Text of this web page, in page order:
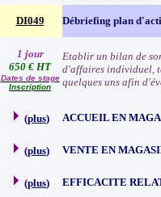
DI049 Débriefing plan
1 jour
650 € HT
Dates de stage
Inscription
Etablir un bilan de
d'affaires individuel,
quelques uns afin
(plus) ACCUEIL EN
(plus) VENTE EN
(plus) EFFICACITE